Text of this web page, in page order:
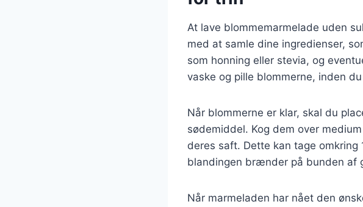
At lave blommemarmelade uden
med at samle dine ingredienser,
som honning eller stevia, og
vaske og pille blommerne, inden
Når blommerne er klar, skal du
sødemiddel. Kog dem over
deres saft. Dette kan tage
blandingen brænder på bunden af
Når marmeladen har nået den